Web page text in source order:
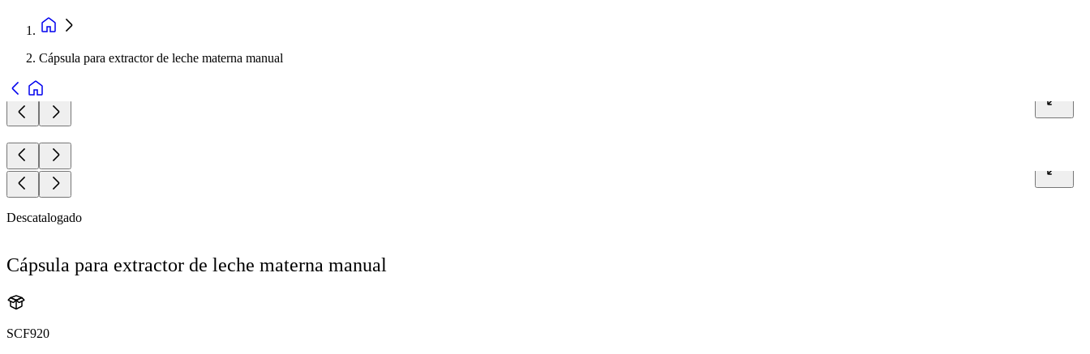
Cápsula para extractor de leche materna manual
Descatalogado
Cápsula para extractor de leche materna manual
SCF920